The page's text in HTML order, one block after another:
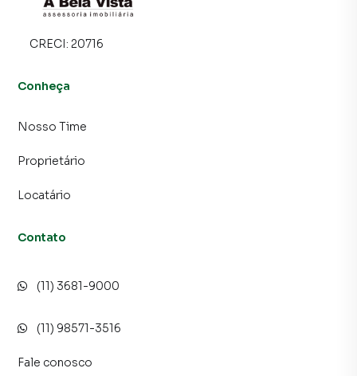
CRECI: 20716
Conheça
Nosso Time
Proprietário
Locatário
Contato
(11) 3681-9000
(11) 98571-3516
Fale conosco